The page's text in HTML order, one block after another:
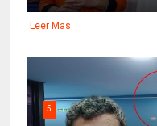
Leer Mas
5